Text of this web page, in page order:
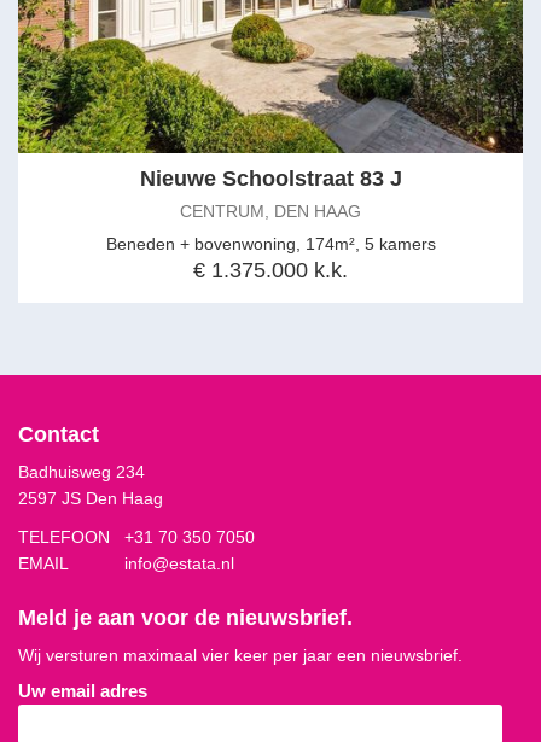
Nieuwe Schoolstraat 83 J
CENTRUM, DEN HAAG
Beneden + bovenwoning, 174m², 5 kamers
€ 1.375.000 k.k.
Contact
Badhuisweg 234
2597 JS Den Haag
TELEFOON +31 70 350 7050
EMAIL
info@estata.nl
Meld je aan voor de nieuwsbrief.
Wij versturen maximaal vier keer per jaar een nieuwsbrief.
Uw email adres